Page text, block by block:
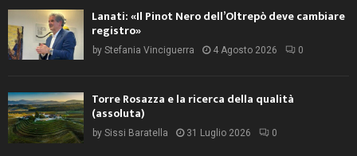
Lanati: «Il Pinot Nero dell’Oltrepò deve cambiare
registro»
by Stefania Vinciguerra 4 Agosto 2026 0
Torre Rosazza e la ricerca della qualità
(assoluta)
by Sissi Baratella 31 Luglio 2026 0